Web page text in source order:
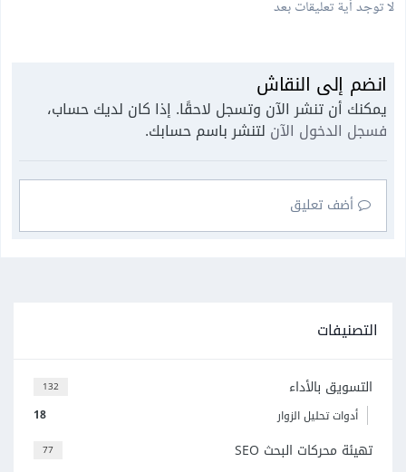
لا توجد أية تعليقات بعد
انضم إلى النقاش
يمكنك أن تنشر الآن وتسجل لاحقًا. إذا كان لديك حساب،
فسجل الدخول الآن لتنشر باسم حسابك.
أضف تعليق
التصنيفات
132 التسويق بالأداء
18 أدوات تحليل الزوار
77 تهيئة محركات البحث SEO